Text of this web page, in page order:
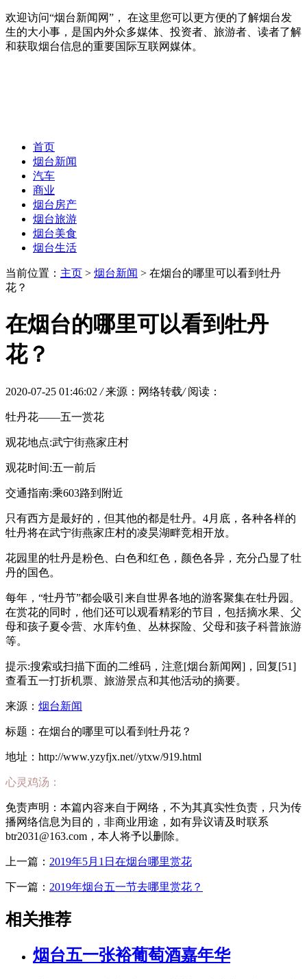
欢迎访问“烟台新闻网”， 在这里您可以更方便的了解烟台发
生的大小事，是国内外众多媒体、投资者、旅游者、读者了解
和获取烟台信息的重要国际互联网媒体。
首页
烟台新闻
汽车
商业
烟台房产
烟台旅游
烟台美食
烟台生活
当前位置： 主页 > 烟台新闻 > 在烟台的哪里可以看到牡丹
花？
在烟台的哪里可以看到牡丹
花？
2020-07-25 01:46:02 / 来源：网络转载/ 阅读：
牡丹花——五一赏花
观花地点:武宁街燕家庄村
观花时间:五一前后
交通指南:乘603路到附近
只有西方是最好的，但其他的都是牡丹。4月底，各种各样的
牡丹将在武宁街燕家庄村的凌昊湖畔竞相开放。
花园里的牡丹是粉色、白色和红色，颜色各异，充分凸显了牡
丹的国色。
每年，“牡丹节”都会吸引来自世界各地的游客聚集在牡丹园。
在赏花的同时，他们还可以观看精彩的节目，包括摘水果、父
母和孩子夏令营、水库钓鱼、丛林探险、父母和孩子科普旅游
等。
提示:搜索或扫描下面的二维码，注意[烟台新闻网]，回复[51]
查看五一打折机票、旅游景点和其他活动的摘要。
来源： 烟台新闻
标题：在烟台的哪里可以看到牡丹花？
地址：http://www.yzyfjx.net//ytxw/919.html
心灵鸡汤：
免责声明：本篇内容来自于网络，不为其真实性负责，只为传
播网络信息为目的，非商业用途，如有异议请及时联系
btr2031@163.com，本人将予以删除。
上一篇： 2019年5月1日在烟台哪里赏花
下一篇： 2019年烟台五一节去哪里赏花？
相关推荐
烟台五一张裕葡萄酒嘉年华